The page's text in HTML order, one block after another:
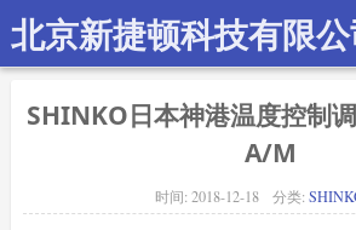
北京新捷顿科技有限
SHINKO日本神港温度控制
A/M
时间: 2018-12-18 分类: